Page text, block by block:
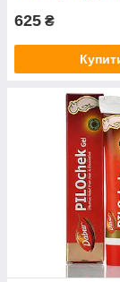
625 ₴